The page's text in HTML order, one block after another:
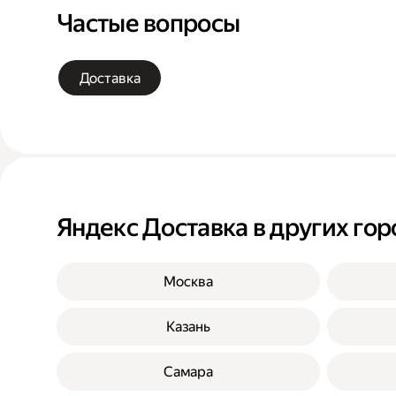
Частые вопросы
Доставка
Яндекс Доставка в других
Москва
Казань
Самара